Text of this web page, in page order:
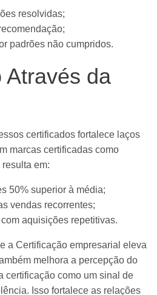
resolvidas;
padrões não cumpridos.
Através da
certificados fortalece laços
marcas certificadas como
em:
50% superior à média;
vendas recorrentes;
aquisições repetitivas.
a Certificação empresarial eleva
melhora a percepção do
certificação como um sinal de
Isso fortalece as relações